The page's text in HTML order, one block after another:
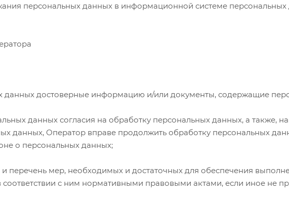
персональных данных в информационной системе
данных достоверные информацию и/или документы, содержащие
данных согласия на обработку персональных данных, а также,
данных, Оператор вправе продолжить обработку персональных
о персональных данных;
и перечень мер, необходимых и достаточных для обеспечения
с ним нормативными правовыми актами, если иное не